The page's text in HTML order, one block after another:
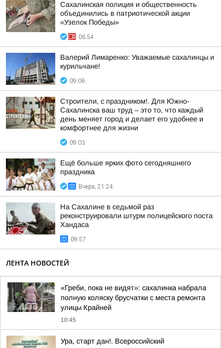
Сахалинская полиция и общественность
объединились в патриотической акции
«Узелок Победы»
06:54
Валерий Лимаренко: Уважаемые сахалинцы и
курильчане!
09:06
Строители, с праздником!. Для Южно-
Сахалинска ваш труд – это то, что каждый
день меняет город и делает его удобнее и
комфортнее для жизни
09:03
Ещё больше ярких фото сегодняшнего
праздника
Вчера, 21:24
На Сахалине в седьмой раз
реконструировали штурм полицейского поста
Хандаса
09:57
ЛЕНТА НОВОСТЕЙ
«Греби, пока не видят»: сахалинка набрала
полную коляску брусчатки с места ремонта
улицы Крайней
10:45
Ура, старт дан!. Всероссийский